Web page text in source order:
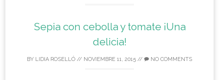
Sepia con cebolla y tomate ¡Una
delicia!
BY LIDIA ROSELLÓ // NOVIEMBRE 11, 2015 // NO COMMENTS